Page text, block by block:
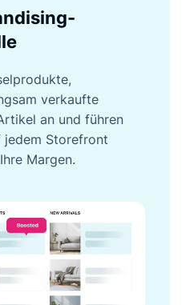
verkaufte
an und führen
jedem Storefront
Margen.